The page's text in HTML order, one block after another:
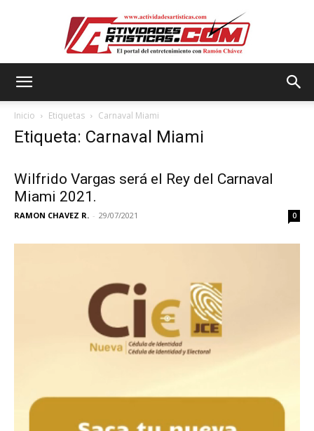
Inicio Etiquetas Carnaval Miami
Etiqueta: Carnaval Miami
Wilfrido Vargas será el Rey del Carnaval
Miami 2021.
RAMON CHAVEZ R. - 29/07/2021 0